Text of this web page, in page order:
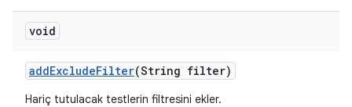
void
addExcludeFilter(String filter)
Hariç tutulacak testlerin filtresini ekler.